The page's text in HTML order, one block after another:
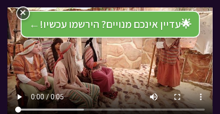
🌟עדיין אינכם מנויים? הירשמו עכשיו! ←
×